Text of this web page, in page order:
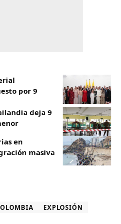
por 9
deja 9
en
masiva
EXPLOSIÓN